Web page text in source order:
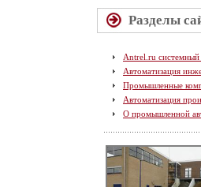
Разделы
Antrel.ru системный
Автоматизация
Промышленные
Автоматизация
О промышленной